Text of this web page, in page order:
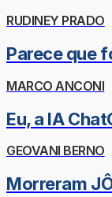
RUDINEY PRADO
Parece que
MARCO ANCONI
Eu, a IA
GEOVANI BERNO
Morreram